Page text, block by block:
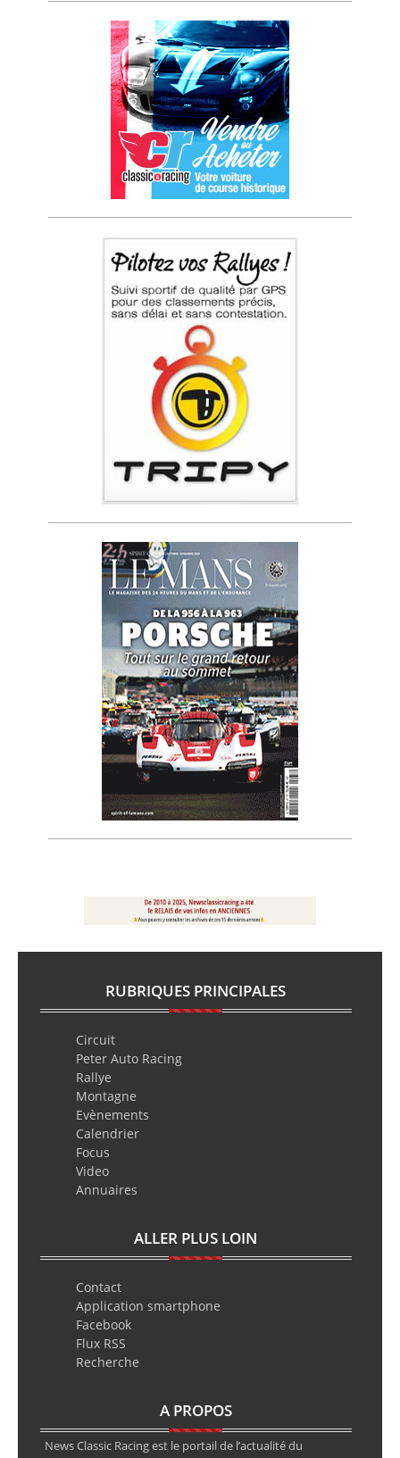
RUBRIQUES PRINCIPALES
Circuit
Peter Auto Racing
Rallye
Montagne
Evènements
Calendrier
Focus
Video
Annuaires
ALLER PLUS LOIN
Contact
Application smartphone
Facebook
Flux RSS
Recherche
A PROPOS
News Classic Racing est le portail de l’actualité du